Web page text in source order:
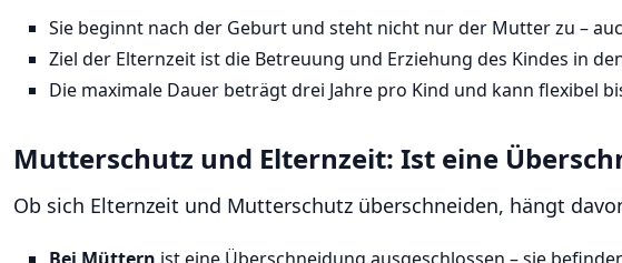
Sie beginnt nach der Geburt und steht nicht nur der Mutter zu –
Ziel der Elternzeit ist die Betreuung und Erziehung des Kindes in
Die maximale Dauer beträgt drei Jahre pro Kind und kann flexibel
Mutterschutz und Elternzeit: Ist eine
Ob sich Elternzeit und Mutterschutz überschneiden, hängt